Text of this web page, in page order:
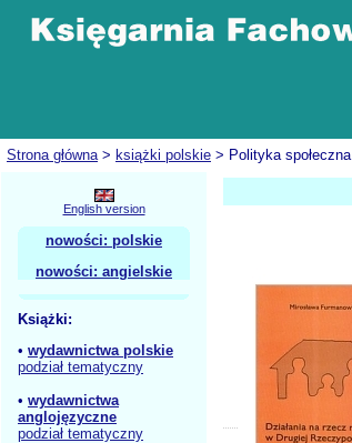
Strona główna> książki polskie > Polityka społeczna
English version
nowości: polskie
nowości: angielskie
Książki:
• wydawnictwa polskie
podział tematyczny
• wydawnictwa
anglojęzyczne
podział tematyczny